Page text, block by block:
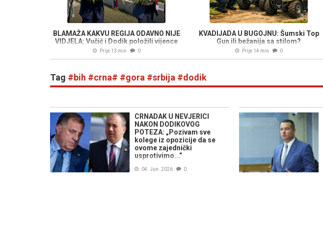
BLAMAŽA KAKVU REGIJA ODAVNO NIJE
VIDJELA: Vučić i Dodik položili vijence
tamo gdje su srpski avioni pobili srpske
Prije 13 min 0
KVADIJADA U BUGOJNU: Šumski Top
Gun ili bežanija sa stilom?
Prije 14 min 0
Tag #bih #crna# #gora #srbija #dodik
CRNADAK U NEVJERICI
NAKON DODIKOVOG
POTEZA: „Pozivam sve
kolege iz opozicije da se
ovome zajednički
usprotivimo...“
04. Jun. 2026 0